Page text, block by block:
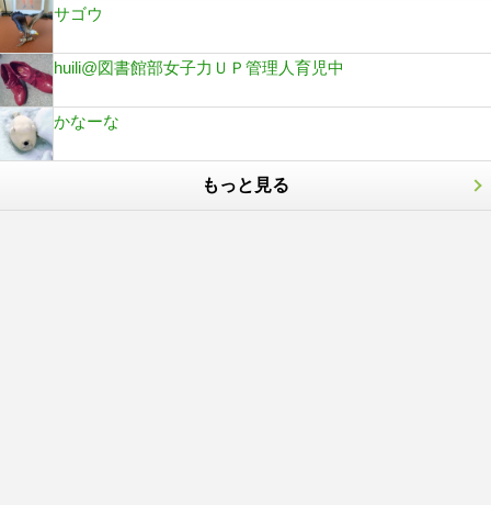
サゴウ
huili@図書館部女子力ＵＰ管理人育児中
かなーな
もっと見る